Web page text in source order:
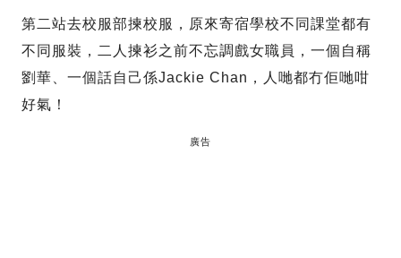
第二站去校服部揀校服，原來寄宿學校不同課堂都有
不同服裝，二人揀衫之前不忘調戲女職員，一個自稱
劉華、一個話自己係Jackie Chan，人哋都冇佢哋咁
好氣！
廣告